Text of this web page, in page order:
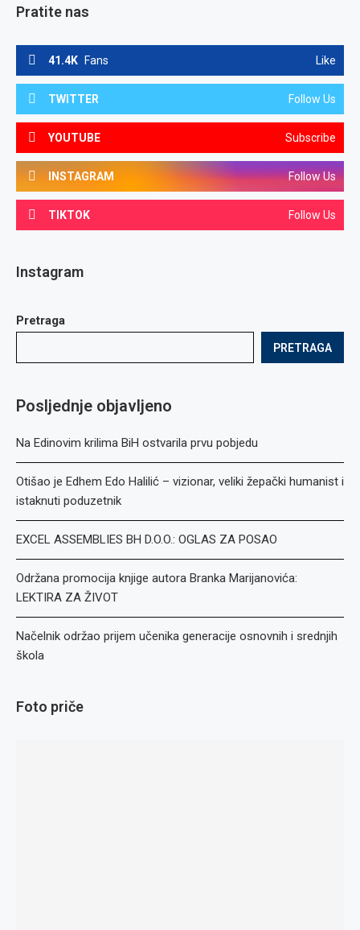
Pratite nas
41.4K Fans Like
TWITTER Follow Us
YOUTUBE Subscribe
INSTAGRAM Follow Us
TIKTOK Follow Us
Instagram
Pretraga
PRETRAGA
Posljednje objavljeno
Na Edinovim krilima BiH ostvarila prvu pobjedu
Otišao je Edhem Edo Halilić – vizionar, veliki žepački humanist i
istaknuti poduzetnik
EXCEL ASSEMBLIES BH D.O.O.: OGLAS ZA POSAO
Održana promocija knjige autora Branka Marijanovića:
LEKTIRA ZA ŽIVOT
Načelnik održao prijem učenika generacije osnovnih i srednjih
škola
Foto priče